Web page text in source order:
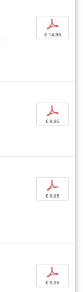
p
€ 14,95
p
€ 9,95
p
€ 9,95
p
€ 9,95